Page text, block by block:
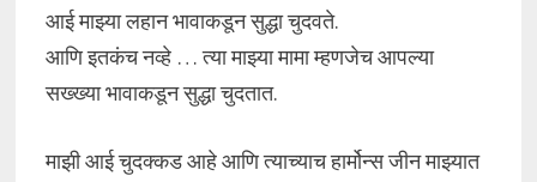
आई माझ्या लहान भावाकडून सुद्धा चुदवते.
आणि इतकंच नव्हे … त्या माझ्या मामा म्हणजेच आपल्या
सख्ख्या भावाकडून सुद्धा चुदतात.
माझी आई चुदक्कड आहे आणि त्याच्याच हार्मोन्स जीन माझ्यात